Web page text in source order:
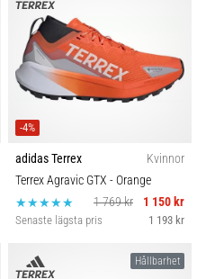
-4%
adidas Terrex
Kvinnor
Terrex Agravic GTX - Orange
1 769 kr
1 150 kr
Senaste lägsta pris 1 193 kr
Hållbarhet